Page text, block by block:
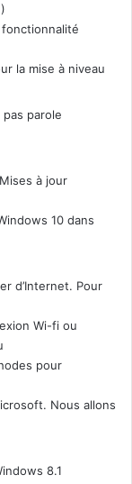
la mise à niveau
parole
à jour
10 dans
d’Internet. Pour
Wi-fi ou
pour
Nous allons
8.1